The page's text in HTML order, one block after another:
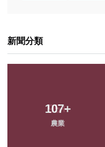
新聞分類
107+
農業